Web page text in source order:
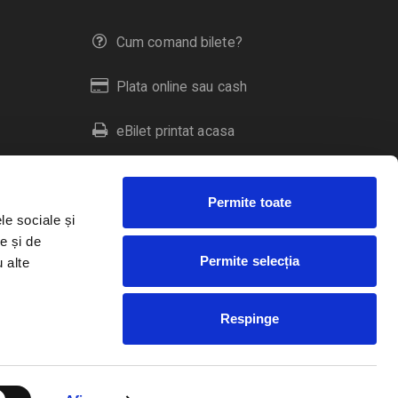
sociale și
și de
alte
Permite toate
Permite selecția
Respinge
Cum comand bilete?
Plata online sau cash
eBilet printat acasa
Livrare prin curier
Duplicare bilete